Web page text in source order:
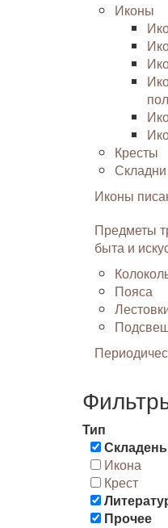
Иконы
Кресты
Складни
Иконы
Предметы
быта и
Пояса
Тип
Складень
Икона
Крест
Прочее